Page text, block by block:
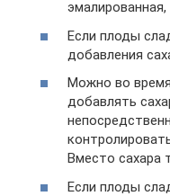
Если плоды
добавления
Можно во
добавлять
Вместо сахара
Если плоды